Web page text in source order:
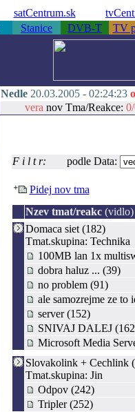
satCentrum.sk
Stanice DVB-T TV
Nedle 20.03.2005 - 02:24:23
vera nov Tma/Reakce:
F i l t r: podle Data:
Pidej nov tma
Nzev tmat/reakc(vidlo)
Domaca siet (182)
Tmat.skupina: Technika
100MB lan 1x
dobra haluz ... (39)
no problem (91)
ale samozrejme ze to
server (152)
SNIVAJ DALEJ
Microsoft Media
Slovakolink + Cechlink
Tmat.skupina: Jin
Odpov (242)
Tripler (252)